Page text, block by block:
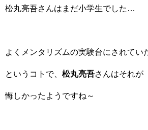
松丸亮吾さんはまだ小学生でした…
よくメンタリズムの実験台にされてい
というコトで、 松丸亮吾さんはそれが
悔しかったようですね～